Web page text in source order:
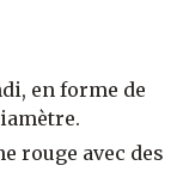
en forme de
rouge avec des